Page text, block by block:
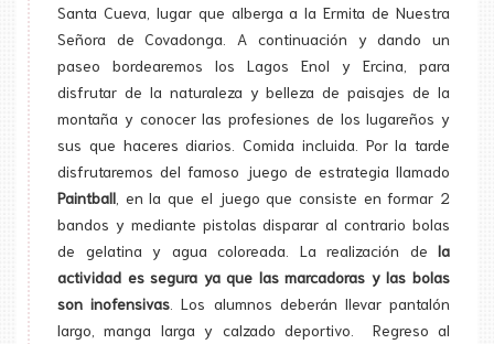
Santa Cueva, lugar que alberga a la Ermita de Nuestra
Señora de Covadonga. A continuación y dando un
paseo bordearemos los Lagos Enol y Ercina, para
disfrutar de la naturaleza y belleza de paisajes de la
montaña y conocer las profesiones de los lugareños y
sus que haceres diarios. Comida incluida. Por la tarde
disfrutaremos del famoso juego de estrategia llamado
Paintball , en la que el juego que consiste en formar 2
bandos y mediante pistolas disparar al contrario bolas
de gelatina y agua coloreada. La realización de la
actividad es segura ya que las marcadoras y las bolas
son inofensivas . Los alumnos deberán llevar pantalón
largo, manga larga y calzado deportivo. Regreso al